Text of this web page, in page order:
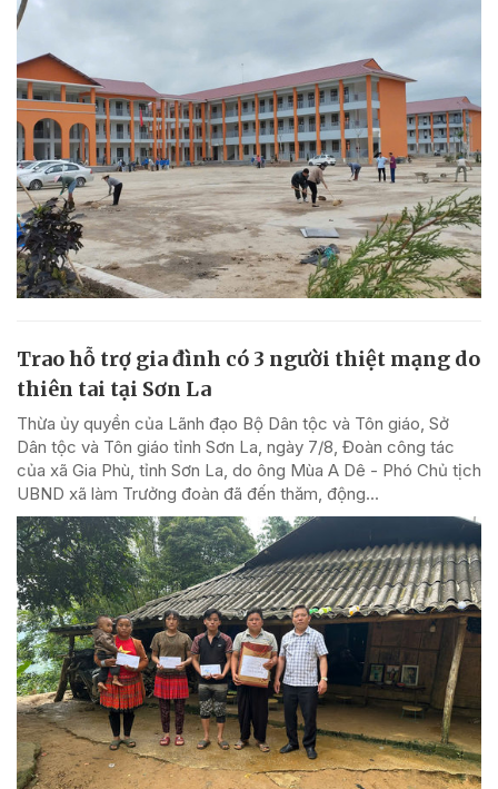
Trao hỗ trợ gia đình có 3 người thiệt mạng do
thiên tai tại Sơn La
Thừa ủy quyền của Lãnh đạo Bộ Dân tộc và Tôn giáo, Sở
Dân tộc và Tôn giáo tỉnh Sơn La, ngày 7/8, Đoàn công tác
của xã Gia Phù, tỉnh Sơn La, do ông Mùa A Dê - Phó Chủ tịch
UBND xã làm Trưởng đoàn đã đến thăm, động...